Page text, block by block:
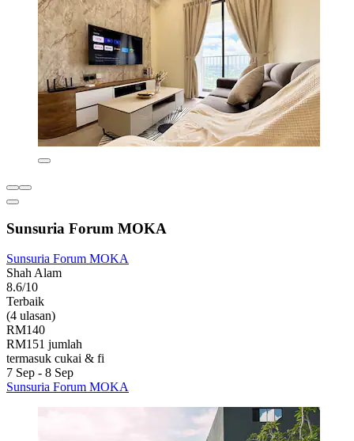
Sunsuria Forum MOKA
Sunsuria Forum MOKA
Shah Alam
8.6/10
Terbaik
(4 ulasan)
RM140
RM151 jumlah
termasuk cukai & fi
7 Sep - 8 Sep
Sunsuria Forum MOKA